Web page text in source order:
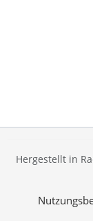
Hergestellt in